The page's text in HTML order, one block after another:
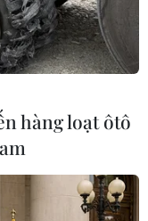
hàng loạt ôtô